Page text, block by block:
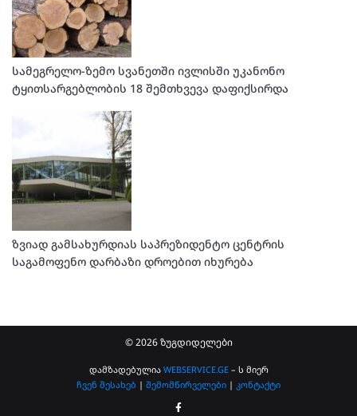
სამეგრელო-ზემო სვანეთში ივლისში უკანონო
ტყითსარგებლობის 18 შემთხვევა დაფიქსირდა
ზვიად გამსახურდიას საპრეზიდენტო ცენტრის
საგამოფენო დარბაზი დროებით იხურება
© 2026 ზუგდიდელები
დამზადებულია WEBSERVICE.GE– ს მიერ
ჩვენ შესახებ | შემომწირველები | კონტაქტი